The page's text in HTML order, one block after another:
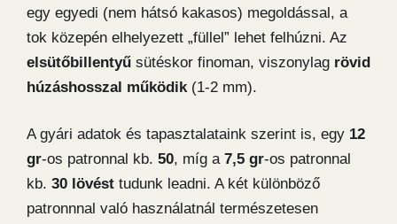
egy egyedi (nem hátsó kakasos) megoldással, a
tok közepén elhelyezett „füllel” lehet felhúzni. Az
elsütőbillentyű sütéskor finoman, viszonylag rövid
húzáshosszal működik (1-2 mm).
A gyári adatok és tapasztalataink szerint is, egy 12
gr-os patronnal kb. 50, míg a 7,5 gr-os patronnal
kb. 30 lövést tudunk leadni. A két különböző
patronnnal való használatnál természetesen